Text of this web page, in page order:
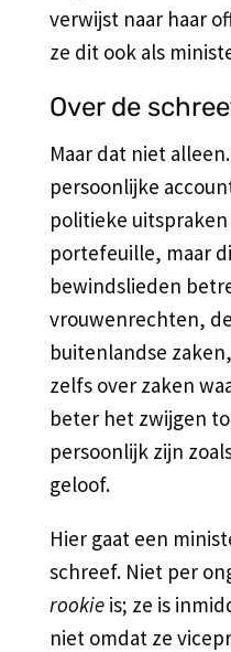
verwijst naar haar
ze dit ook als
Over de
Maar dat niet
persoonlijke
politieke
portefeuille, maar
bewindslieden
vrouwenrechten,
buitenlandse
zelfs over zaken
beter het zwijgen
persoonlijk zijn
geloof.
Hier gaat een
schreef. Niet per
rookieis; ze is
niet omdat ze